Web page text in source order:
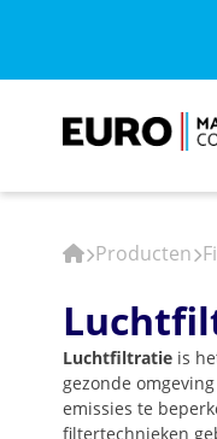
Producten
Luchtfiltratie is
gezonde
emissies te
filtertechnieken